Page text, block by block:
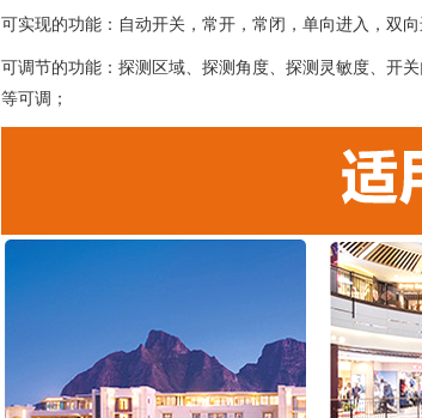
可实现的功能：自动开关，常开，常闭，单向进入，双
可调节的功能：探测区域、探测角度、探测灵敏度、开
等可调；